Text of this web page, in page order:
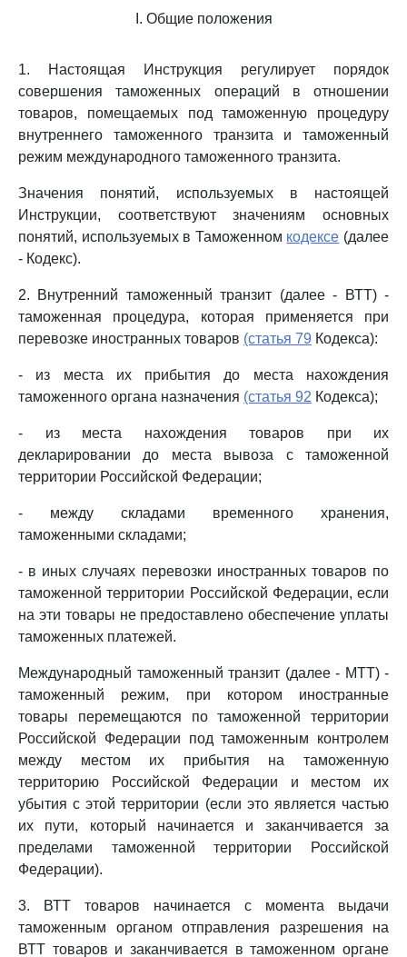
I. Общие положения
1. Настоящая Инструкция регулирует порядок
совершения таможенных операций в отношении
товаров, помещаемых под таможенную процедуру
внутреннего таможенного транзита и таможенный
режим международного таможенного транзита.
Значения понятий, используемых в настоящей
Инструкции, соответствуют значениям основных
понятий, используемых в Таможенном кодексе (далее
- Кодекс).
2. Внутренний таможенный транзит (далее - ВТТ) -
таможенная процедура, которая применяется при
перевозке иностранных товаров (статья 79 Кодекса):
- из места их прибытия до места нахождения
таможенного органа назначения (статья 92 Кодекса);
- из места нахождения товаров при их
декларировании до места вывоза с таможенной
территории Российской Федерации;
- между складами временного хранения,
таможенными складами;
- в иных случаях перевозки иностранных товаров по
таможенной территории Российской Федерации, если
на эти товары не предоставлено обеспечение уплаты
таможенных платежей.
Международный таможенный транзит (далее - МТТ) -
таможенный режим, при котором иностранные
товары перемещаются по таможенной территории
Российской Федерации под таможенным контролем
между местом их прибытия на таможенную
территорию Российской Федерации и местом их
убытия с этой территории (если это является частью
их пути, который начинается и заканчивается за
пределами таможенной территории Российской
Федерации).
3. ВТТ товаров начинается с момента выдачи
таможенным органом отправления разрешения на
ВТТ товаров и заканчивается в таможенном органе